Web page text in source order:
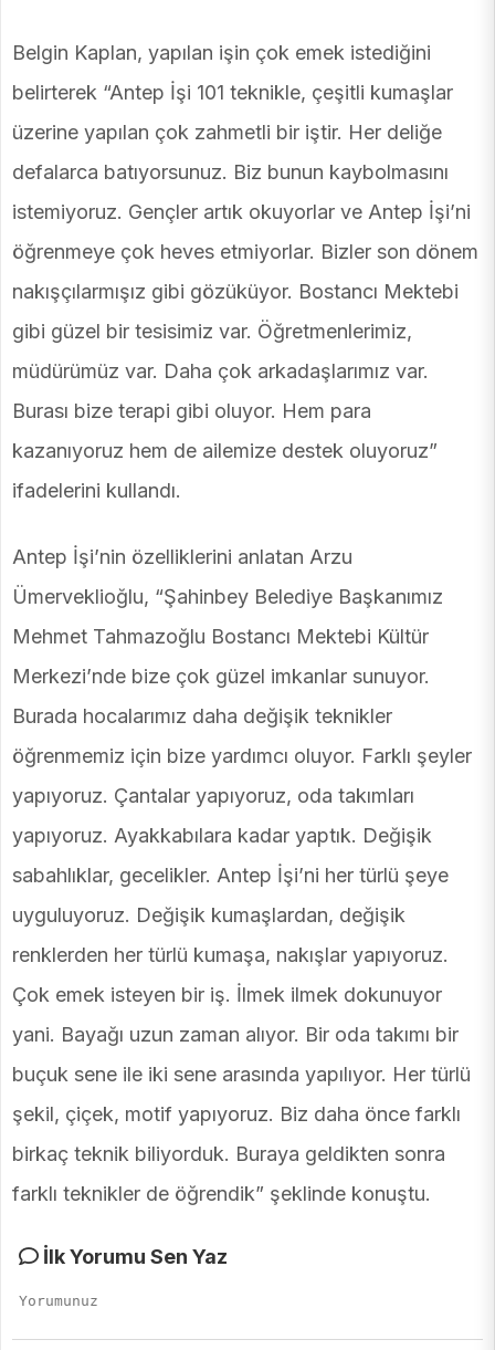
Belgin Kaplan, yapılan işin çok emek istediğini
belirterek “Antep İşi 101 teknikle, çeşitli kumaşlar
üzerine yapılan çok zahmetli bir iştir. Her deliğe
defalarca batıyorsunuz. Biz bunun kaybolmasını
istemiyoruz. Gençler artık okuyorlar ve Antep İşi’ni
öğrenmeye çok heves etmiyorlar. Bizler son dönem
nakışçılarmışız gibi gözüküyor. Bostancı Mektebi
gibi güzel bir tesisimiz var. Öğretmenlerimiz,
müdürümüz var. Daha çok arkadaşlarımız var.
Burası bize terapi gibi oluyor. Hem para
kazanıyoruz hem de ailemize destek oluyoruz”
ifadelerini kullandı.
Antep İşi’nin özelliklerini anlatan Arzu
Ümerveklioğlu, “Şahinbey Belediye Başkanımız
Mehmet Tahmazoğlu Bostancı Mektebi Kültür
Merkezi’nde bize çok güzel imkanlar sunuyor.
Burada hocalarımız daha değişik teknikler
öğrenmemiz için bize yardımcı oluyor. Farklı şeyler
yapıyoruz. Çantalar yapıyoruz, oda takımları
yapıyoruz. Ayakkabılara kadar yaptık. Değişik
sabahlıklar, gecelikler. Antep İşi’ni her türlü şeye
uyguluyoruz. Değişik kumaşlardan, değişik
renklerden her türlü kumaşa, nakışlar yapıyoruz.
Çok emek isteyen bir iş. İlmek ilmek dokunuyor
yani. Bayağı uzun zaman alıyor. Bir oda takımı bir
buçuk sene ile iki sene arasında yapılıyor. Her türlü
şekil, çiçek, motif yapıyoruz. Biz daha önce farklı
birkaç teknik biliyorduk. Buraya geldikten sonra
farklı teknikler de öğrendik” şeklinde konuştu.
İlk Yorumu Sen Yaz